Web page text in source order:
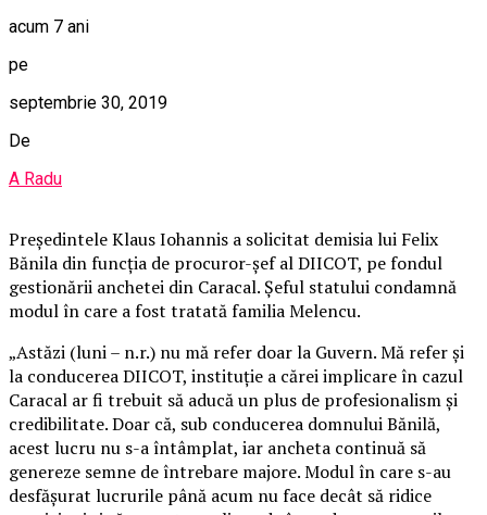
acum 7 ani
pe
septembrie 30, 2019
De
A Radu
Președintele Klaus Iohannis a solicitat demisia lui Felix
Bănila din funcția de procuror-șef al DIICOT, pe fondul
gestionării anchetei din Caracal. Șeful statului condamnă
modul în care a fost tratată familia Melencu.
„Astăzi (luni – n.r.) nu mă refer doar la Guvern. Mă refer și
la conducerea DIICOT, instituție a cărei implicare în cazul
Caracal ar fi trebuit să aducă un plus de profesionalism și
credibilitate. Doar că, sub conducerea domnului Bănilă,
acest lucru nu s-a întâmplat, iar ancheta continuă să
genereze semne de întrebare majore. Modul în care s-au
desfășurat lucrurile până acum nu face decât să ridice